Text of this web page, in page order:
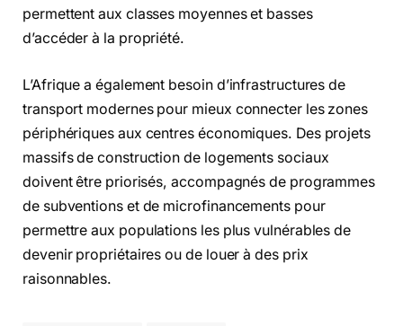
permettent aux classes moyennes et basses
d’accéder à la propriété.
L’Afrique a également besoin d’infrastructures de
transport modernes pour mieux connecter les zones
périphériques aux centres économiques. Des projets
massifs de construction de logements sociaux
doivent être priorisés, accompagnés de programmes
de subventions et de microfinancements pour
permettre aux populations les plus vulnérables de
devenir propriétaires ou de louer à des prix
raisonnables.